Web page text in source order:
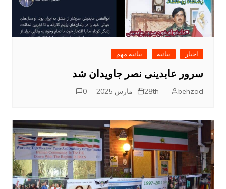
اخبار بیانیه بیانیه مهم
سرور عابدینی نصر جاویدان شد
behzad 28th مارس 2025 0